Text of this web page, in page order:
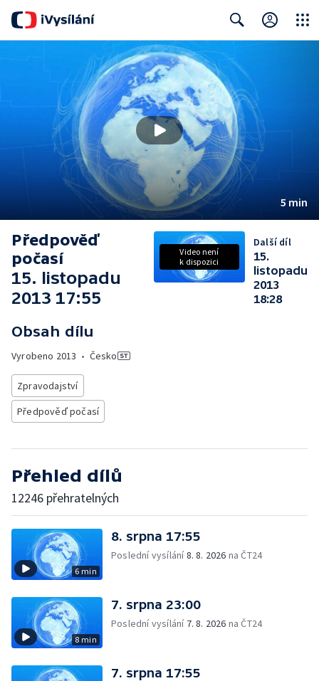
5 min
Předpověď
počasí
15. listopadu
2013 17:55
Obsah dílu
Vyrobeno 2013 • Česko
Zpravodajství
Předpověď počasí
Video není
k dispozici
Další díl
15.
listopadu
2013
18:28
Přehled dílů
12246 přehratelných
6 min
8. srpna 17:55
Poslední vysílání8. 8. 2026 na ČT24
8 min
7. srpna 23:00
Poslední vysílání 7. 8. 2026 na ČT24
7. srpna 17:55